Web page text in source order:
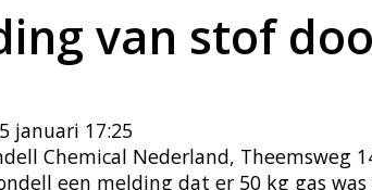
van stof
januari 17:25
Chemical Nederland, Theemsweg
een melding dat er 50 kg gas